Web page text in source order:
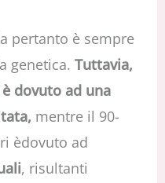
pertanto è sempre
genetica. Tuttavia,
dovuto ad una
mentre il 90-
èdovuto ad
, risultanti